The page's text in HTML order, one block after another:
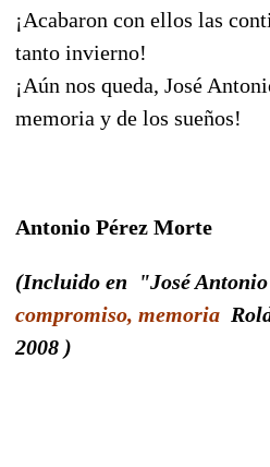
¡Acabaron con ellos las
tanto invierno!
¡Aún nos queda, José
memoria y de los sueños!
Antonio Pérez Morte
(Incluido en "José Antonio
compromiso, memoria
2008 )